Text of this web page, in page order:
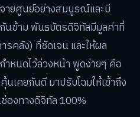
ายศูนย์อย่างสมบูรณ์และมี
นข้าม พันธบัตรดิจิทัลมีมูลค่าที่
คลัง) ที่ชัดเจน และให้ผล
หนดไว้ล่วงหน้า พูดง่ายๆ คือ
เคยกันดี มาปรับโฉมให้เข้าถึง
องทางดิจิทัล 100%